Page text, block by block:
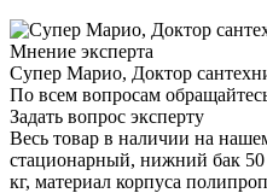
Мнение эксперта
Супер Марио, Доктор
По всем вопросам
Задать вопрос эксперту
Весь товар в наличии на
стационарный, нижний бак 50
кг, материал корпуса